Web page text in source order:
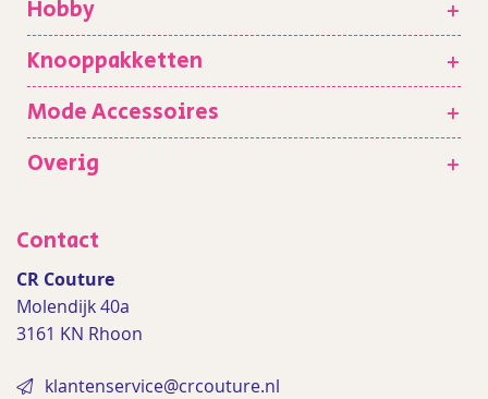
Hobby
+
Knooppakketten
+
Mode Accessoires
+
Overig
+
Contact
CR Couture
Molendijk 40a
3161 KN Rhoon
klantenservice@crcouture.nl